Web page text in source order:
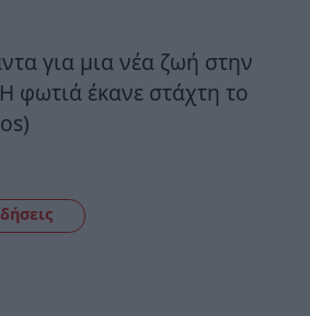
για μια νέα ζωή στην
φωτιά έκανε στάχτη το